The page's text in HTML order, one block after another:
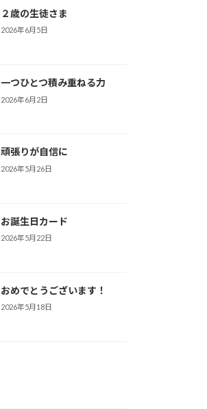
２歳の生徒さま
2026年6月5日
一つひとつ積み重ねる力
2026年6月2日
頑張りが自信に
2026年5月26日
お誕生日カード
2026年5月22日
おめでとうございます！
2026年5月18日